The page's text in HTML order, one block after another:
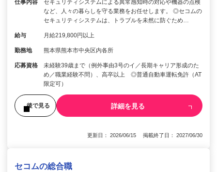
仕事内容
セキュリティシステムによる異常感知時の対応や機器の点検
など、人々の暮らしを守る業務をお任せします。 ◎セコムの
セキュリティシステムは、トラブルを未然に防ぐため…
給与 月給219,800円以上
勤務地 熊本県熊本市中央区内各所
応募資格
未経験39歳まで（例外事由3号のイ／長期キャリア形成のた
め／職業経験不問）、高卒以上 ◎普通自動車運転免許（AT
限定可）
後で見る 詳細を見る
更新日： 2026/06/15 掲載終了日： 2027/06/30
セコムの総合職